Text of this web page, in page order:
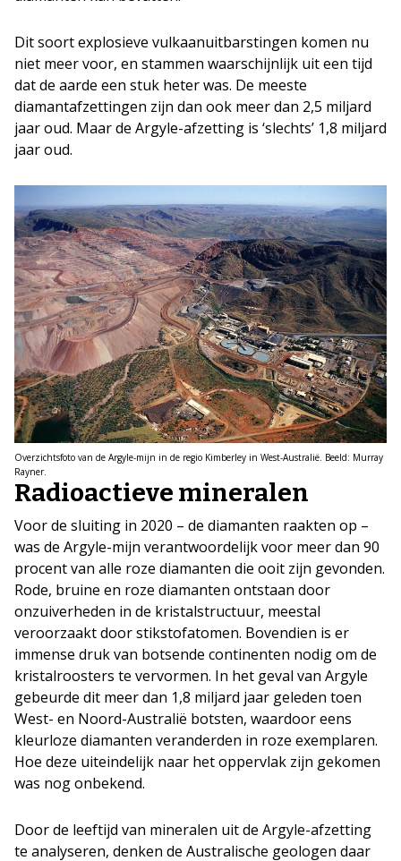
Dit soort explosieve vulkaanuitbarstingen komen nu
niet meer voor, en stammen waarschijnlijk uit een tijd
dat de aarde een stuk heter was. De meeste
diamantafzettingen zijn dan ook meer dan 2,5 miljard
jaar oud. Maar de Argyle-afzetting is ‘slechts’ 1,8 miljard
jaar oud.
Overzichtsfoto van de Argyle-mijn in de regio Kimberley in West-Australië. Beeld: Murray
Rayner.
Radioactieve mineralen
Voor de sluiting in 2020 – de diamanten raakten op –
was de Argyle-mijn verantwoordelijk voor meer dan 90
procent van alle roze diamanten die ooit zijn gevonden.
Rode, bruine en roze diamanten ontstaan door
onzuiverheden in de kristalstructuur, meestal
veroorzaakt door stikstofatomen. Bovendien is er
immense druk van botsende continenten nodig om de
kristalroosters te vervormen. In het geval van Argyle
gebeurde dit meer dan 1,8 miljard jaar geleden toen
West- en Noord-Australië botsten, waardoor eens
kleurloze diamanten veranderden in roze exemplaren.
Hoe deze uiteindelijk naar het oppervlak zijn gekomen
was nog onbekend.
Door de leeftijd van mineralen uit de Argyle-afzetting
te analyseren, denken de Australische geologen daar